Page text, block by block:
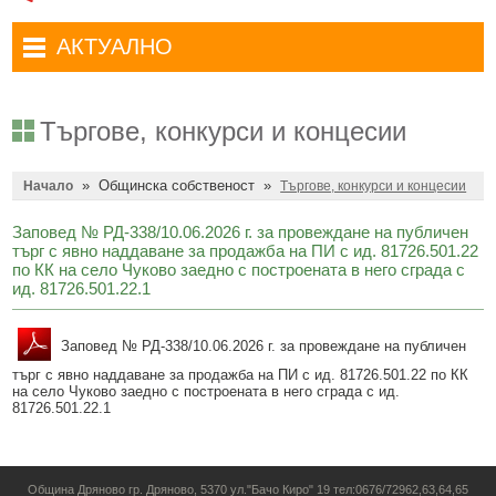
Достъп до информация
Антикорупция
Профил на купувача
Общ устройствен план
Устройство на територията
Общинско предприятие Чисто Дряново
Общинско предприятие Зелено Дряново
Общинска собственост
Култура
Туристически маршрути
Туристически информационен център
Съобщения
Търгове, конкурси и концесии
Начало »Общинска собственост »Търгове, конкурси и концесии
Заповед № РД-338/10.06.2026 г. за провеждане на публичен
търг с явно наддаване за продажба на ПИ с ид. 81726.501.22
по КК на село Чуково заедно с построената в него сграда с
ид. 81726.501.22.1
Заповед № РД-338/10.06.2026 г. за провеждане на публичен
търг с явно наддаване за продажба на ПИ с ид. 81726.501.22 по КК
на село Чуково заедно с построената в него сграда с ид.
81726.501.22.1
Комплексно административно обслужване
АКТУАЛНО
Въвеждане на еврото в България
Местни избори 2023 година
Общинска избирателна комисия мандат 2023-2027 г.
Преброяване 2021
COVID-19 (Коронавирус)
Приют за безстопанствени кучета
Красиво Дряново
Обяви и съобщения
Община Дряново гр. Дряново, 5370 ул."Бачо Киро" 19 тел:0676/72962,63,64,65